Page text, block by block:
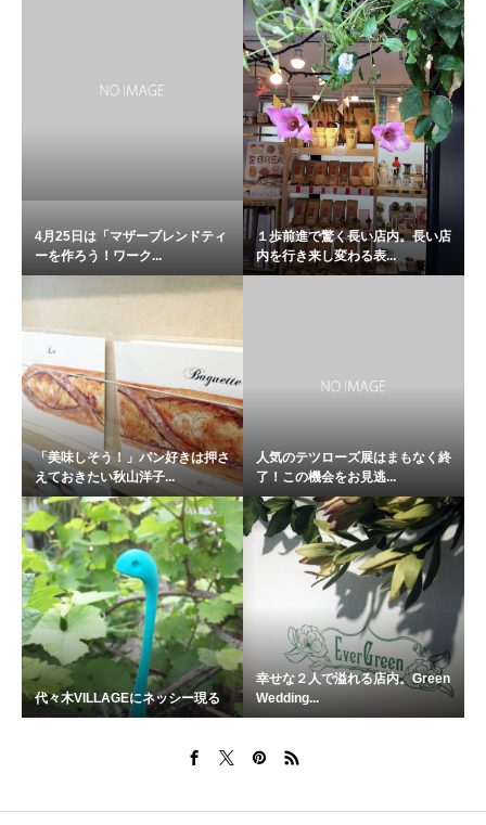
4月25日は「マザーブレンドティ
ーを作ろう！ワーク...
１歩前進で驚く長い店内。長い店
内を行き来し変わる表...
「美味しそう！」パン好きは押さ
えておきたい秋山洋子...
人気のテツローズ展はまもなく終
了！この機会をお見逃...
代々木VILLAGEにネッシー現る
幸せな２人で溢れる店内。Green
Wedding...